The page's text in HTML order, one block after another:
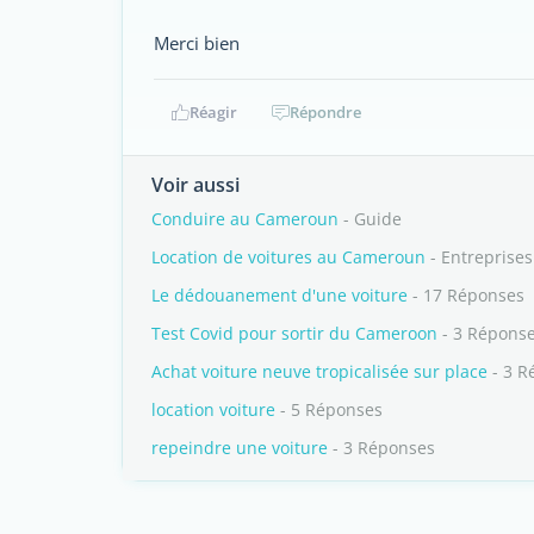
Merci bien
Réagir Répondre
Voir aussi
Conduire au Cameroun - Guide
Location de voitures au Cameroun - Entreprises
Le dédouanement d'une voiture - 17 Réponses
Test Covid pour sortir du Cameroon - 3
Achat voiture neuve tropicalisée sur place - 3
location voiture - 5 Réponses
repeindre une voiture - 3 Réponses